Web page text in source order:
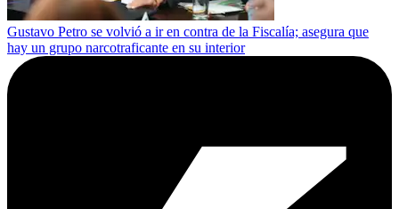
Gustavo Petro se volvió a ir en contra de la Fiscalía; asegura que
hay un grupo narcotraficante en su interior